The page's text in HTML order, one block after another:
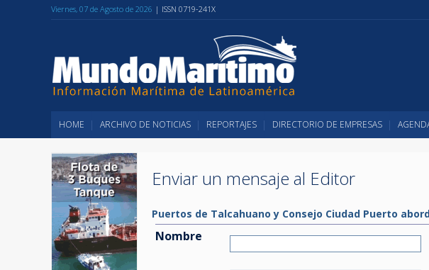
Viernes, 07 de Agosto de 2026 | ISSN 0719-241X
HOME ARCHIVO DE NOTICIAS REPORTAJES DIRECTORIO DE EMPRESAS
Enviar un mensaje al Editor
Puertos de Talcahuano y Consejo Ciudad Puerto
Nombre